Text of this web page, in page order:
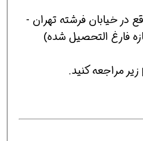
در خیابان فرشته تهران -
فارغ التحصیل شده)